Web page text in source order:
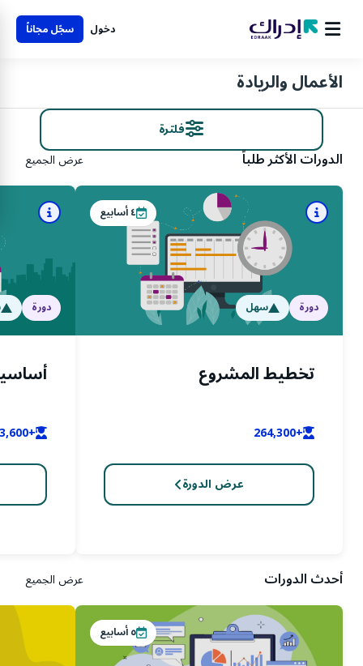
دخول سجّل مجاناً
الأعمال والريادة
فلترة
الدورات الأكثر طلباً عرض الجميع
٤أسابيع
دورة سهل
تخطيط المشروع
+264,300
عرض الدورة
دورة
+253,600
أحدث الدورات عرض الجميع
٥أسابيع